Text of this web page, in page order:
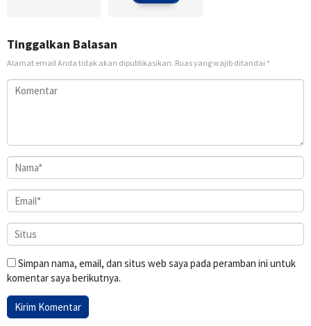
Tinggalkan Balasan
Alamat email Anda tidak akan dipublikasikan. Ruas yang wajib ditandai *
Simpan nama, email, dan situs web saya pada peramban ini untuk
komentar saya berikutnya.